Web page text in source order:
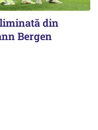
din
Bergen